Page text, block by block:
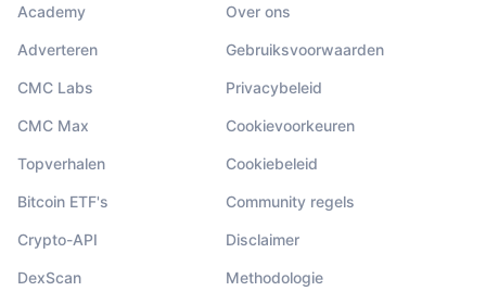
Academy
Adverteren
CMC Labs
CMC Max
Topverhalen
Bitcoin ETF's
Crypto-API
DexScan
Over ons
Gebruiksvoorwaarden
Privacybeleid
Cookievoorkeuren
Cookiebeleid
Community regels
Disclaimer
Methodologie